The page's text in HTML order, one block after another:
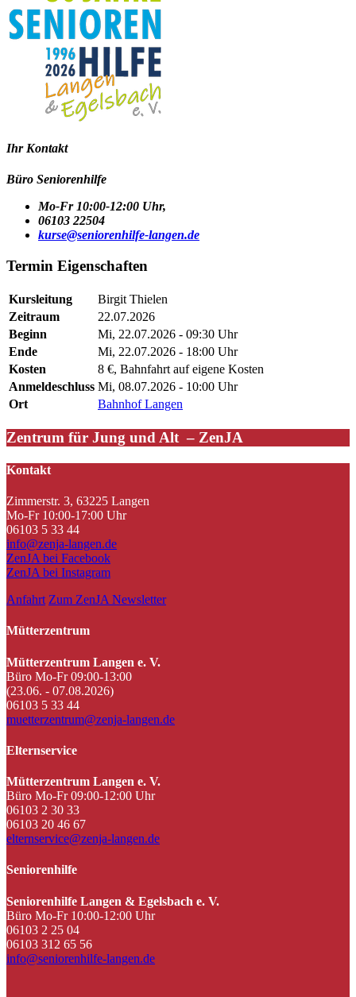
Ihr Kontakt
Büro Seniorenhilfe
Mo-Fr 10:00-12:00 Uhr,
06103 22504
kurse@seniorenhilfe-langen.de
Termin Eigenschaften
Kursleitung
Birgit Thielen
Zeitraum
22.07.2026
Beginn
Mi, 22.07.2026 - 09:30 Uhr
Ende
Mi, 22.07.2026 - 18:00 Uhr
Kosten
8 €, Bahnfahrt auf eigene Kosten
Anmeldeschluss Mi, 08.07.2026 - 10:00 Uhr
Ort
Bahnhof Langen
Zentrum für Jung und Alt – ZenJA
Kontakt
Zimmerstr. 3, 63225 Langen
Mo-Fr 10:00-17:00 Uhr
06103 5 33 44
info@zenja-langen.de
ZenJA bei Facebook
ZenJA bei Instagram
Anfahrt Zum ZenJA Newsletter
Mütterzentrum
Mütterzentrum Langen e. V.
Büro Mo-Fr 09:00-13:00
(23.06. - 07.08.2026)
06103 5 33 44
muetterzentrum@zenja-langen.de
Elternservice
Mütterzentrum Langen e. V.
Büro Mo-Fr 09:00-12:00 Uhr
06103 2 30 33
06103 20 46 67
elternservice@zenja-langen.de
Seniorenhilfe
Seniorenhilfe Langen & Egelsbach e. V.
Büro Mo-Fr 10:00-12:00 Uhr
06103 2 25 04
06103 312 65 56
info@seniorenhilfe-langen.de